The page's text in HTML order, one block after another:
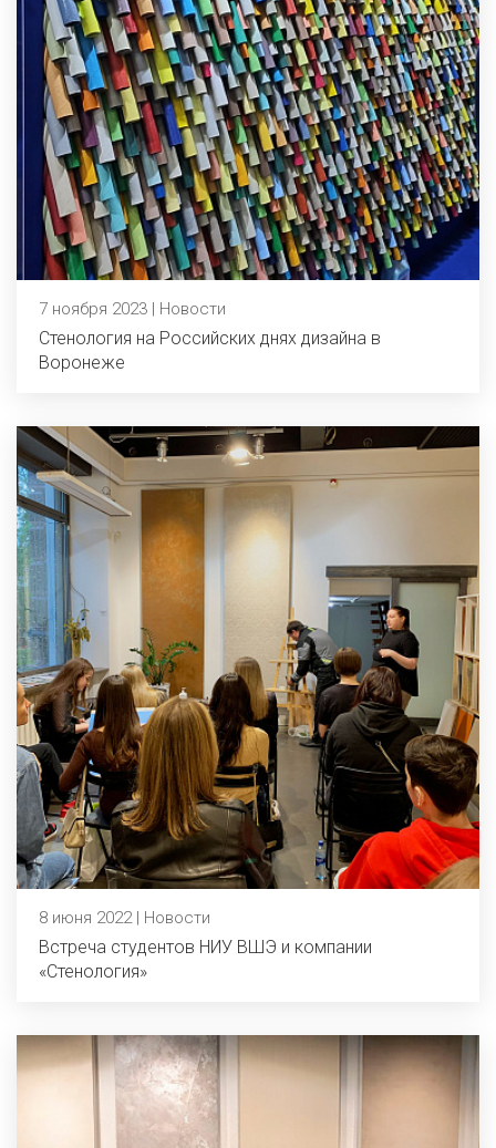
7 ноября 2023 | Новости
Стенология на Российских днях дизайна в
Воронеже
8 июня 2022 | Новости
Встреча студентов НИУ ВШЭ и компании
«Стенология»